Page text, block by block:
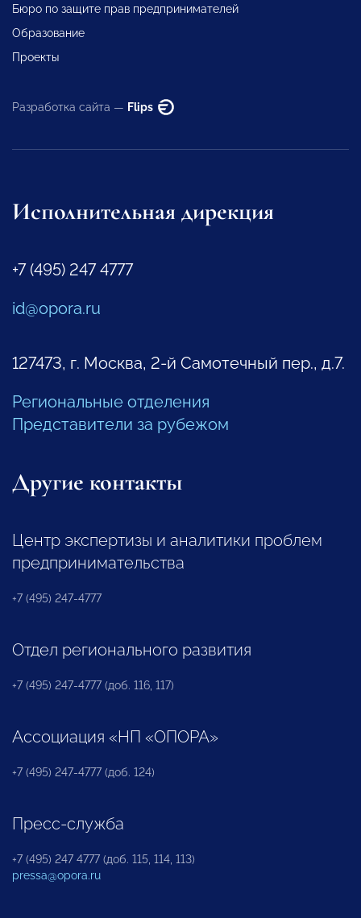
Бюро по защите прав предпринимателей
Образование
Проекты
Разработка сайта — Flips
Исполнительная дирекция
+7 (495) 247 4777
id@opora.ru
127473, г. Москва, 2-й Самотечный пер., д.7.
Региональные отделения
Представители за рубежом
Другие контакты
Центр экспертизы и аналитики проблем
предпринимательства
+7 (495) 247-4777
Отдел регионального развития
+7 (495) 247-4777 (доб. 116, 117)
Ассоциация «НП «ОПОРА»
+7 (495) 247-4777 (доб. 124)
Пресс-служба
+7 (495) 247 4777 (доб. 115, 114, 113)
pressa@opora.ru